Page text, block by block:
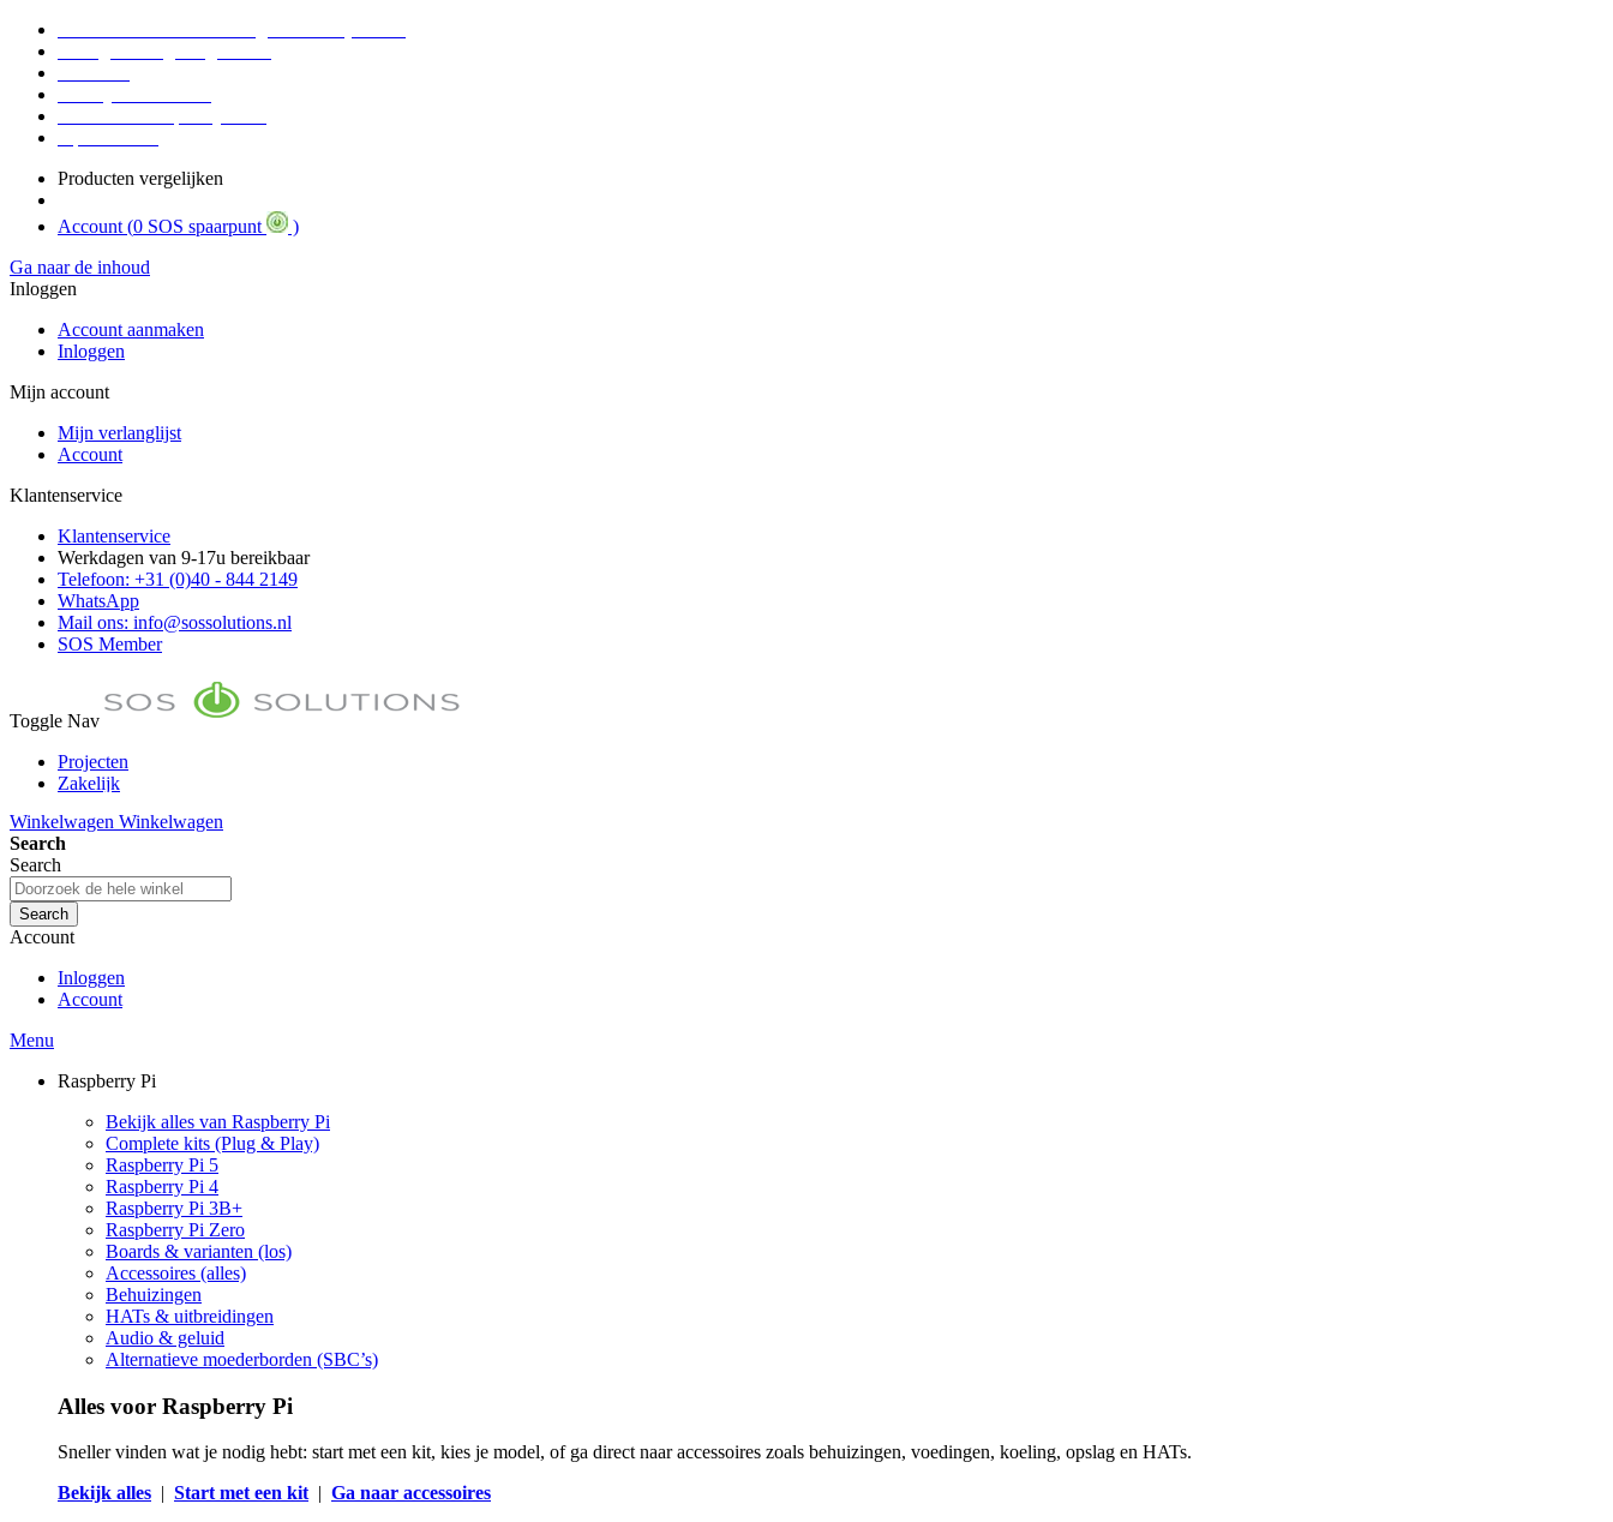
Producten vergelijken
Account (0 SOS spaarpunt
)
Ga naar de inhoud
Inloggen
Account aanmaken
Inloggen
Mijn account
Mijn verlanglijst
Account
Klantenservice
Klantenservice
Werkdagen van 9-17u bereikbaar
Telefoon: +31 (0)40 - 844 2149
WhatsApp
Mail ons: info@sossolutions.nl
SOS Member
Toggle Nav
Projecten
Zakelijk
Toon prijzen Incl. BTW
Toon prijzen Excl. BTW
Winkelwagen Winkelwagen
Search
Search
Search
Account
Inloggen
Account
Menu
Raspberry Pi
Bekijk alles van Raspberry Pi
Complete kits (Plug & Play)
Raspberry Pi 5
Raspberry Pi 4
Raspberry Pi 3B+
Raspberry Pi Zero
Boards & varianten (los)
Accessoires (alles)
Behuizingen
HATs & uitbreidingen
Audio & geluid
Alternatieve moederborden (SBC’s)
Alles voor Raspberry Pi
Sneller vinden wat je nodig hebt: start met een kit, kies je model, of ga direct naar accessoires zoals behuizingen, voedingen, koeling, opslag en HATs.
Bekijk alles | Start met een kit| Ga naar accessoires